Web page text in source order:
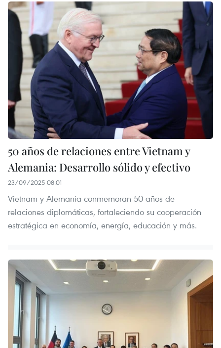
50 años de relaciones entre Vietnam y
Alemania: Desarrollo sólido y efectivo
23/09/2025 08:01
Vietnam y Alemania conmemoran 50 años de
relaciones diplomáticas, fortaleciendo su cooperación
estratégica en economía, energía, educación y más.